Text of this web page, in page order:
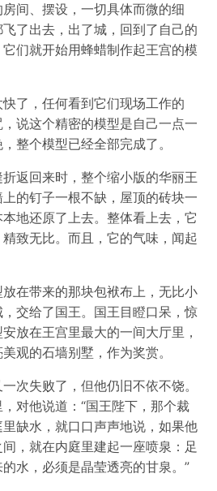
间、摆设，一切具体而微的细
了出去，出了城，回到了自己的
们就开始用蜂蜡制作起王宫的模
了，任何看到它们现场工作的
说这个精密的模型是自己一点一
整个模型已经全部完成了。
返回来时，整个缩小版的华丽王
的钉子一根不缺，屋顶的砖块一
地还原了上去。整体看上去，它
致无比。而且，它的气味，闻起
在带来的那块包袱布上，无比小
交给了国王。国王目瞪口呆，惊
放在王宫里最大的一间大厅里，
观的石墙别墅，作为奖赏。
次失败了，但他仍旧不依不饶。
对他说道：“国王陛下，那个裁
缺水，就口口声声地说，如果他
，就在内庭里建起一座喷泉：足
水，必须是晶莹透亮的甘泉。”